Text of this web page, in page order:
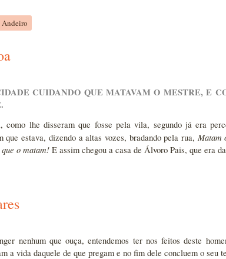
CUIDANDO QUE MATAVAM O MESTRE, E
lhe disseram que fosse pela vila, segundo já era
estava, dizendo a altas vozes, bradando pela rua, Matam
o matam! E assim chegou a casa de Álvoro Pais, que era
nenhum que ouça, entendemos ter nos feitos deste
a vida daquele de que pregam e no fim dele concluem o seu